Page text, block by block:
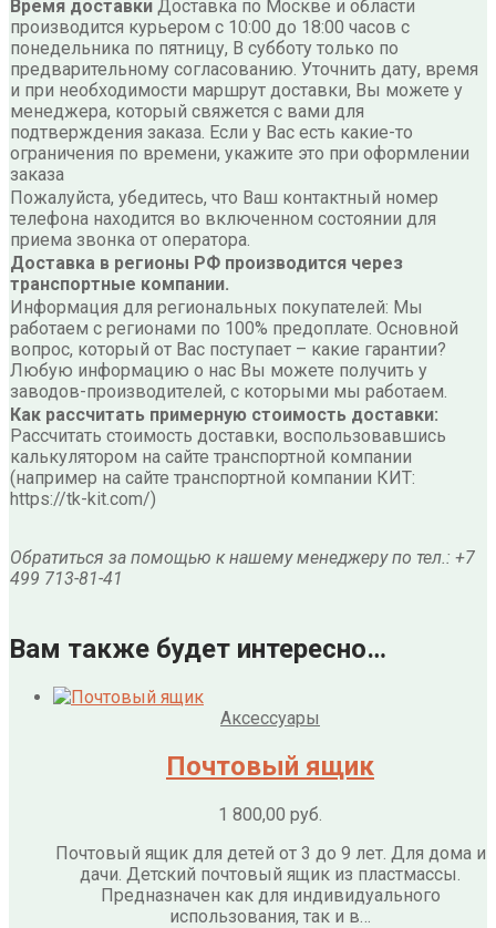
Время доставки Доставка по Москве и области
производится курьером с 10:00 до 18:00 часов с
понедельника по пятницу, В субботу только по
предварительному согласованию. Уточнить дату, время
и при необходимости маршрут доставки, Вы можете у
менеджера, который свяжется с вами для
подтверждения заказа. Если у Вас есть какие-то
ограничения по времени, укажите это при оформлении
заказа
Пожалуйста, убедитесь, что Ваш контактный номер
телефона находится во включенном состоянии для
приема звонка от оператора.
Доставка в регионы РФ производится через
транспортные компании.
Информация для региональных покупателей: Мы
работаем с регионами по 100% предоплате. Основной
вопрос, который от Вас поступает – какие гарантии?
Любую информацию о нас Вы можете получить у
заводов-производителей, с которыми мы работаем.
Как рассчитать примерную стоимость доставки:
Рассчитать стоимость доставки, воспользовавшись
калькулятором на сайте транспортной компании
(например на сайте транспортной компании КИТ:
https://tk-kit.com/)
Обратиться за помощью к нашему менеджеру по тел.: +7
499 713-81-41
Вам также будет интересно…
Аксессуары
Почтовый ящик
1 800,00 руб.
Почтовый ящик для детей от 3 до 9 лет. Для дома и
дачи. Детский почтовый ящик из пластмассы.
Предназначен как для индивидуального
использования, так и в…